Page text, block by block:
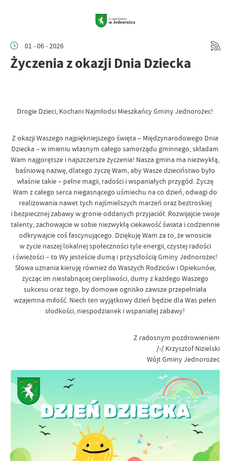
01 - 06 - 2026
Życzenia z okazji Dnia Dziecka
Drogie Dzieci, Kochani Najmłodsi Mieszkańcy Gminy Jednorożec!
​Z okazji Waszego najpiękniejszego święta – Międzynarodowego Dnia
Dziecka – w imieniu własnym całego samorządu gminnego, składam
Wam najgorętsze i najszczersze życzenia! Nasza gmina ma niezwykłą,
baśniową nazwę, dlatego życzę Wam, aby Wasze dzieciństwo było
właśnie takie – pełne magii, radości i wspaniałych przygód. Życzę
Wam z całego serca niegasnącego uśmiechu na co dzień, odwagi do
realizowania nawet tych najśmielszych marzeń oraz beztroskiej
i bezpiecznej zabawy w gronie oddanych przyjaciół. Rozwijajcie swoje
talenty, zachowajcie w sobie niezwykłą ciekawość świata i codziennie
odkrywajcie coś fascynującego. Dziękuję Wam za to, że wnosicie
w życie naszej lokalnej społeczności tyle energii, czystej radości
i świeżości – to Wy jesteście dumą i przyszłością Gminy Jednorożec!
Słowa uznania kieruję również do Waszych Rodziców i Opiekunów,
życząc im niesłabnącej cierpliwości, dumy z każdego Waszego
sukcesu oraz tego, by domowe ognisko zawsze przepełniała
wzajemna miłość. Niech ten wyjątkowy dzień będzie dla Was pełen
słodkości, niespodzianek i wspaniałej zabawy!
​Z radosnym pozdrowieniem
/-/ Krzysztof Nizielski
Wójt Gminy Jednorożec